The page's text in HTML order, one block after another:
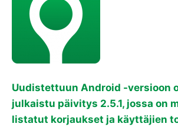
Uudistettuun Android -versioon
julkaistu päivitys 2.5.1, jossa on
listatut korjaukset ja käyttäjien